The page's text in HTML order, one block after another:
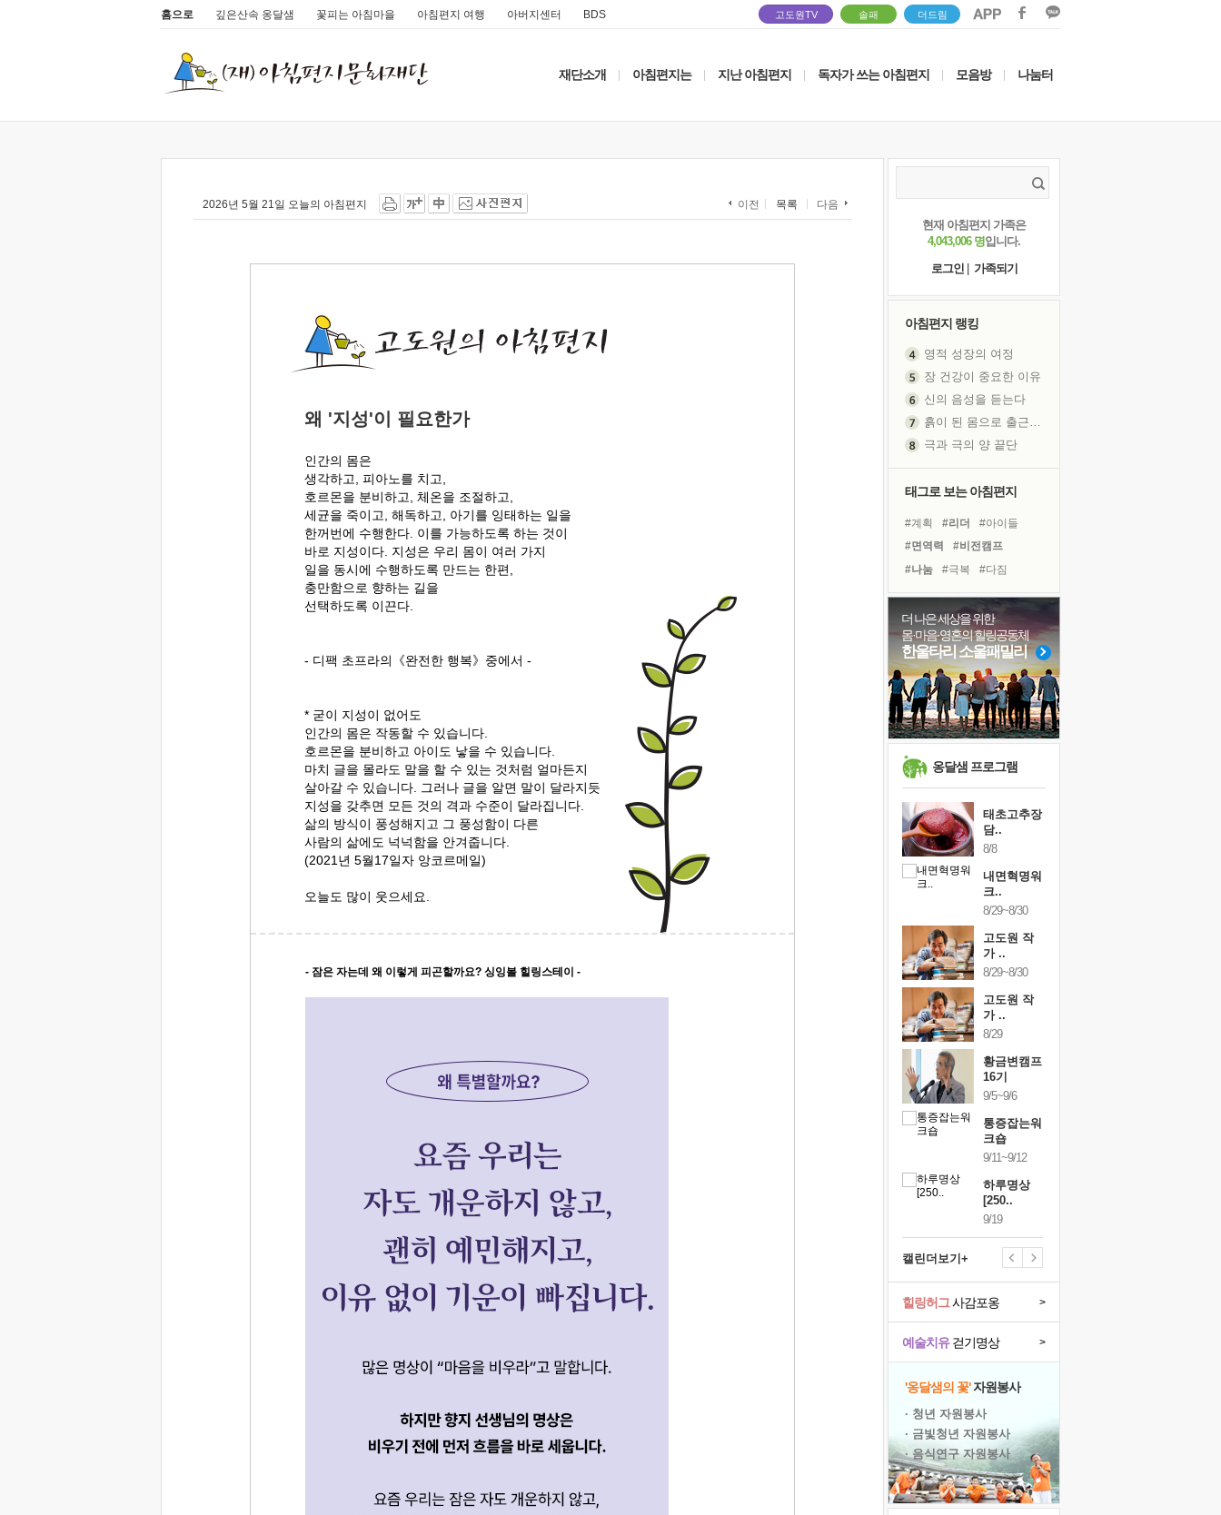
홈으로 깊은산속 옹달샘 꽃피는 아침마을 아침편지 여행 아버지센터 BDS 고도원TV 솔패 더드림
재단소개 아침편지는 지난 아침편지 독자가 쓰는 아침편지 모음방 나눔터
2026년 5월 21일 오늘의 아침편지 이전 목록 다음
왜 '지성'이 필요한가
인간의 몸은
생각하고, 피아노를 치고,
호르몬을 분비하고, 체온을 조절하고,
세균을 죽이고, 해독하고, 아기를 잉태하는 일을
한꺼번에 수행한다. 이를 가능하도록 하는 것이
바로 지성이다. 지성은 우리 몸이 여러 가지
일을 동시에 수행하도록 만드는 한편,
충만함으로 향하는 길을
선택하도록 이끈다.
- 디팩 초프라의《완전한 행복》중에서 -
* 굳이 지성이 없어도
인간의 몸은 작동할 수 있습니다.
호르몬을 분비하고 아이도 낳을 수 있습니다.
마치 글을 몰라도 말을 할 수 있는 것처럼 얼마든지
살아갈 수 있습니다. 그러나 글을 알면 말이 달라지듯
지성을 갖추면 모든 것의 격과 수준이 달라집니다.
삶의 방식이 풍성해지고 그 풍성함이 다른
사람의 삶에도 넉넉함을 안겨줍니다.
(2021년 5월17일자 앙코르메일)
오늘도 많이 웃으세요.
- 잠은 자는데 왜 이렇게 피곤할까요? 싱잉볼 힐링스테이 -
현재 아침편지 가족은
4,043,006 명입니다.
로그인
가족되기
아침편지 랭킹
영적 성장의 여정
장 건강이 중요한 이유
신의 음성을 듣는다
흙이 된 몸으로 출근하는 여자
극과 극의 양 끝단
극심한 변비, 어깨결림, 수면 장애
보고 싶은 어머니
유년 시절의 부산 영도 바다
못된 꼰대들
거울 속의 나
희망이란
'모른다'는 것
귀를 열고 마음을 내어주고
태그로 보는 아침편지
#계획 #리더
#아이들
#면역력
#비전캠프
#나눔
#극복
#다짐
#사람
#독서
#선택
#희망
#유튜브
#경험
#독서캠프
#삶
#친구
#힐링
#건강
#링컨학교
#명상
더 나은 세상을 위한
몸·마음·영혼의 힐링공동체
한울타리 소울패밀리
옹달샘 프로그램
태초고추장
담..
8/8
내면혁명워
크..
8/29~8/30
고도원 작
가 ..
8/29~8/30
고도원 작
가 ..
8/29
황금변캠프
16기
9/5~9/6
통증잡는워
크숍
9/11~9/12
하루명상
[250..
9/19
캘린더보기+
예술치유걷기명상 >
힐링허그사감포옹 >
'옹달샘의 꽃'자원봉사
· 청년 자원봉사
· 금빛청년 자원봉사
· 음식연구 자원봉사